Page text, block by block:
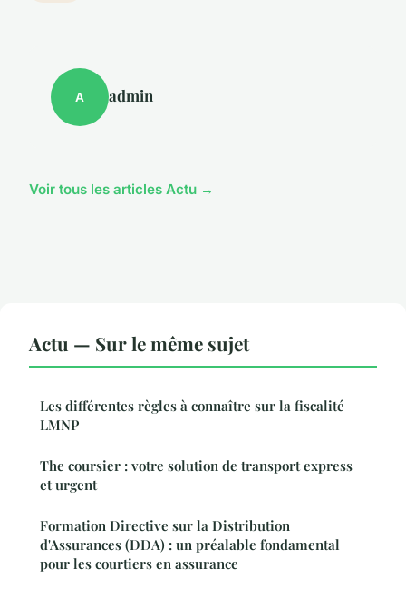
A admin
Voir tous les articles Actu →
Actu — Sur le même sujet
Les différentes règles à connaître sur la fiscalité
LMNP
The coursier : votre solution de transport express
et urgent
Formation Directive sur la Distribution
d'Assurances (DDA) : un préalable fondamental
pour les courtiers en assurance